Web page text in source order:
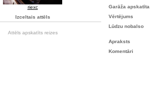
riexc
Izceltais attēls
Attēls apskatīts reizes
Garāža apskatīta
Vērtējums
Lūdzu nobalso
Apraksts
Komentāri